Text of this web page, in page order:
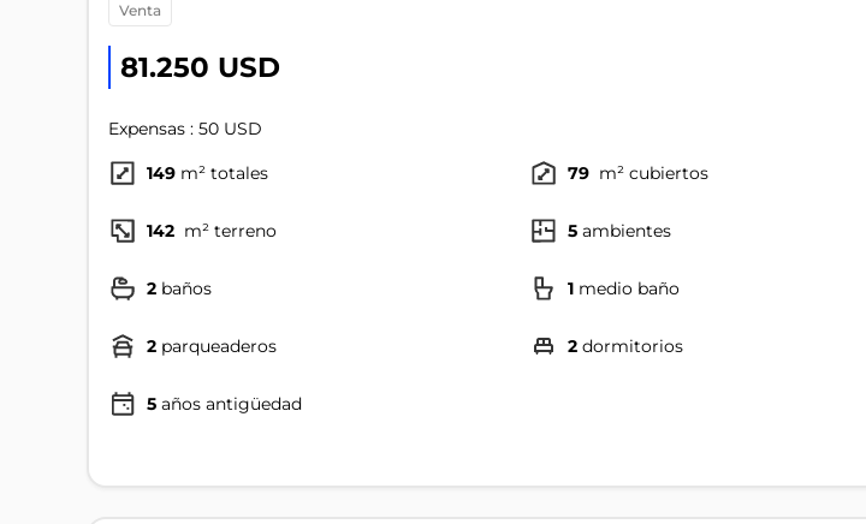
venta
81.250 USD
Expensas : 50 USD
149 m² totales 79 m² cubiertos
142 m² terreno 5 ambientes
2 baños 1 medio baño
2 parqueaderos 2 dormitorios
5 años antigüedad